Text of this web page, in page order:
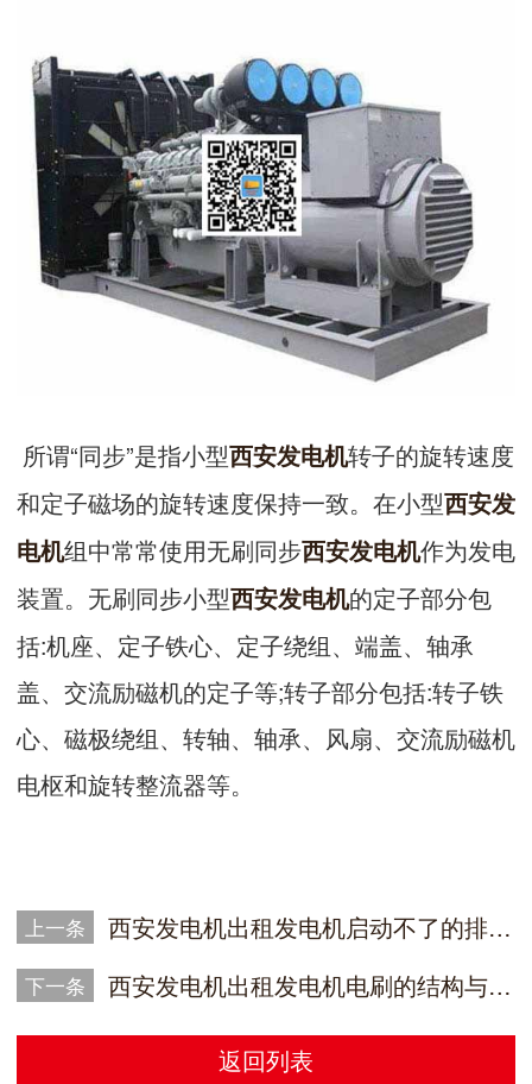
所谓“同步”是指小型西安发电机转子的旋转速度
和定子磁场的旋转速度保持一致。在小型西安发
电机组中常常使用无刷同步西安发电机作为发电
装置。无刷同步小型西安发电机的定子部分包
括:机座、定子铁心、定子绕组、端盖、轴承
盖、交流励磁机的定子等;转子部分包括:转子铁
心、磁极绕组、转轴、轴承、风扇、交流励磁机
电枢和旋转整流器等。
上一条 西安发电机出租发电机启动不了的排除方法
下一条 西安发电机出租发电机电刷的结构与作用是什么
返回列表